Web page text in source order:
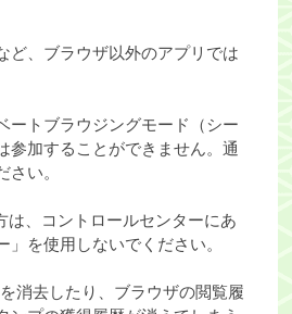
ど、ブラウザ以外のアプリでは
ートブラウジングモード（シー
参加することができません。通
さい。
は、コントロールセンターにあ
」を使用しないでください。
消去したり、ブラウザの閲覧履